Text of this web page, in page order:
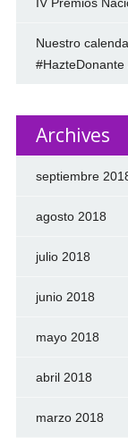
IV Premios
Nuestro
Archives
septiembre
agosto 2018
julio 2018
junio 2018
mayo 2018
abril 2018
marzo 2018